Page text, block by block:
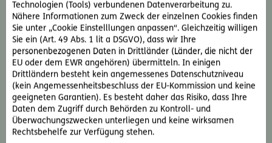
Technologien (Tools) verbundenen Datenverarbeitung zu.
Nähere Informationen zum Zweck der einzelnen Cookies finden
Sie unter „Cookie Einstelllungen anpassen“. Gleichzeitig willigen
Sie ein (Art. 49 Abs. 1 lit a DSGVO), dass wir Ihre
personenbezogenen Daten in Drittländer (Länder, die nicht der
EU oder dem EWR angehören) übermitteln. In einigen
Drittländern besteht kein angemessenes Datenschutzniveau
(kein Angemessenheitsbeschluss der EU-Kommission und keine
geeigneten Garantien). Es besteht daher das Risiko, dass Ihre
Daten dem Zugriff durch Behörden zu Kontroll- und
Überwachungszwecken unterliegen und keine wirksamen
Rechtsbehelfe zur Verfügung stehen.
Diese Einwilligung kann jederzeit ohne
Angabe von Gründen durch Schreiben an
news@ergo-versicherung.atwiderrufen
werden. Der Widerruf wirkt für zukünftige
Kontakte. Weiter Informationen zum
Thema Datenschutz und zu Ihren Rechten
als Betroffene finden Sie im
Datenschutzinformationsblatt oder auf der
ERGO Website unter: